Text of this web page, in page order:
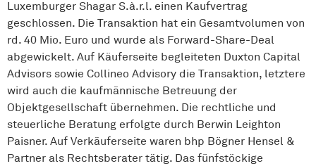
Luxemburger Shagar S.à.r.l. einen Kaufvertrag
geschlossen. Die Transaktion hat ein Gesamtvolumen von
rd. 40 Mio. Euro und wurde als Forward-Share-Deal
abgewickelt. Auf Käuferseite begleiteten Duxton Capital
Advisors sowie Collineo Advisory die Transaktion, letztere
wird auch die kaufmännische Betreuung der
Objektgesellschaft übernehmen. Die rechtliche und
steuerliche Beratung erfolgte durch Berwin Leighton
Paisner. Auf Verkäuferseite waren bhp Bögner Hensel &
Partner als Rechtsberater tätig. Das fünfstöckige